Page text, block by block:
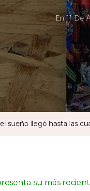
En11 De
sueño llegó hasta las
su más